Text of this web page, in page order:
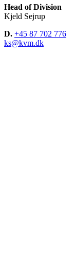
Head of Division
Kjeld Sejrup
D. +45 87 702 776
ks@kvm.dk